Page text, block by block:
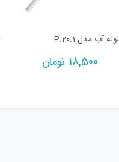
لوله آب مدل P.20.1
18,500 تومان